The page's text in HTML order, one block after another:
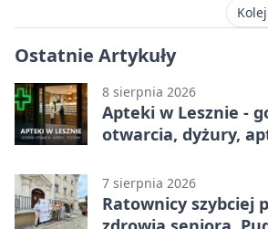
Ostatnie Artykuły
8 sierpnia 2026
Apteki w Lesznie -
otwarcia, dyżury,
7 sierpnia 2026
Ratownicy szybciej